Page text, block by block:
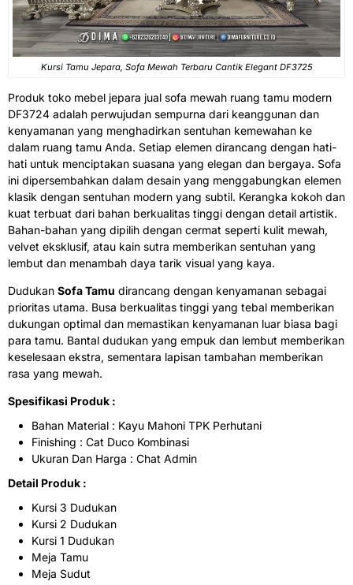
Kursi Tamu Jepara, Sofa Mewah Terbaru Cantik Elegant DF3725
Produk toko mebel jepara jual sofa mewah ruang tamu modern
DF3724 adalah perwujudan sempurna dari keanggunan dan
kenyamanan yang menghadirkan sentuhan kemewahan ke
dalam ruang tamu Anda. Setiap elemen dirancang dengan hati-
hati untuk menciptakan suasana yang elegan dan bergaya. Sofa
ini dipersembahkan dalam desain yang menggabungkan elemen
klasik dengan sentuhan modern yang subtil. Kerangka kokoh dan
kuat terbuat dari bahan berkualitas tinggi dengan detail artistik.
Bahan-bahan yang dipilih dengan cermat seperti kulit mewah,
velvet eksklusif, atau kain sutra memberikan sentuhan yang
lembut dan menambah daya tarik visual yang kaya.
Dudukan Sofa Tamu dirancang dengan kenyamanan sebagai
prioritas utama. Busa berkualitas tinggi yang tebal memberikan
dukungan optimal dan memastikan kenyamanan luar biasa bagi
para tamu. Bantal dudukan yang empuk dan lembut memberikan
keselesaan ekstra, sementara lapisan tambahan memberikan
rasa yang mewah.
Spesifikasi Produk :
Bahan Material : Kayu Mahoni TPK Perhutani
Finishing : Cat Duco Kombinasi
Ukuran Dan Harga : Chat Admin
Detail Produk :
Kursi 3 Dudukan
Kursi 2 Dudukan
Kursi 1 Dudukan
Meja Tamu
Meja Sudut